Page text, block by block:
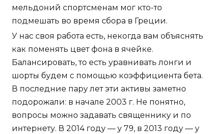
мельдоний спортсменам мог кто-то
подмешать во время сбора в Греции.
У нас своя работа есть, некогда вам объяснять
как поменять цвет фона в ячейке.
Балансировать, то есть уравнивать лонги и
шорты будем с помощью коэффициента бета.
В последние пару лет эти активы заметно
подорожали: в начале 2003 г. Не понятно,
вопросы можно задавать священнику и по
интернету. В 2014 году — у 79, в 2013 году — у